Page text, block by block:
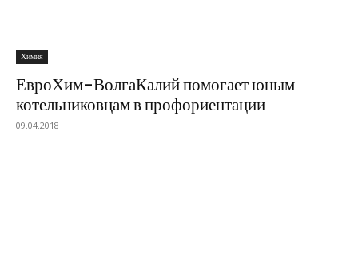
Химия
ЕвроХим-ВолгаКалий помогает юным
котельниковцам в профориентации
09.04.2018